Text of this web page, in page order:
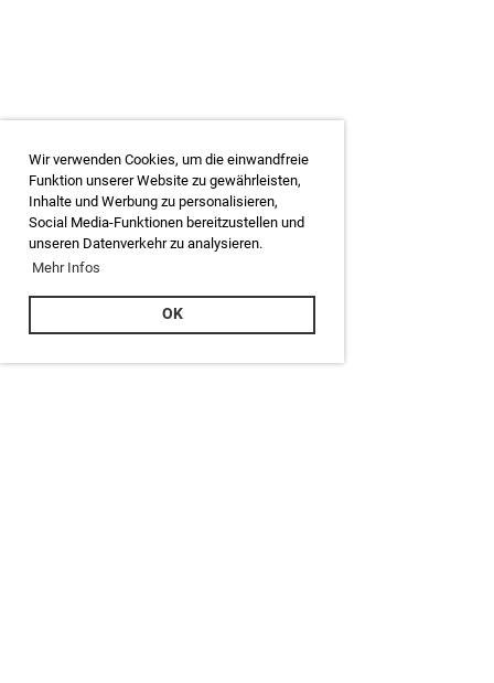
Wir verwenden Cookies, um die einwandfreie
Funktion unserer Website zu gewährleisten,
Inhalte und Werbung zu personalisieren,
Social Media-Funktionen bereitzustellen und
unseren Datenverkehr zu analysieren.
Mehr Infos
OK